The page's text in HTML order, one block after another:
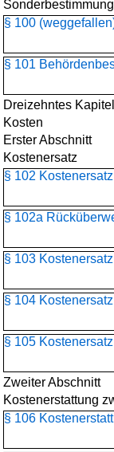
§ 100
§ 101
Dreizehntes Kapitel
Kosten
Erster Abschnitt
Kostenersatz
§ 102
§ 102a
§ 103
§ 104
§ 105
Zweiter Abschnitt
Kostenerstattung
§ 106